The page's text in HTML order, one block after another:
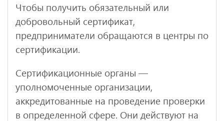
Чтобы получить обязательный или
добровольный сертификат,
предприниматели обращаются в центры по
сертификации.
Сертификационные органы —
уполномоченные организации,
аккредитованные на проведение проверки
в определенной сфере. Они действуют на